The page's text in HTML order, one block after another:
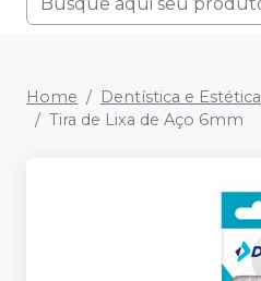
Home Dentística e Estética
Tira de Lixa de Aço 6mm